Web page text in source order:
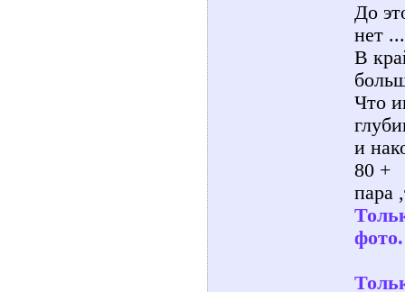
До
нет
В
Что
и
80 +
пара
фото.